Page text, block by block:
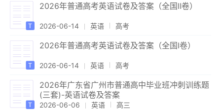
2026年普通高考英语试卷及答案（全国Ⅱ卷）
2026-06-14 英语 高考
2026年普通高考英语试卷及答案（全国Ⅰ卷）
2026-06-14 英语 高考
2026年广东省广州市普通高中毕业班冲刺训练题
(三套)-英语试卷及答案
2026-06-06 英语 高三